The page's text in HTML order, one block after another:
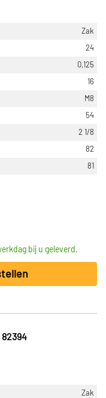
Zak
24
0,125
16
M8
54
2 1/8
82
81
bij u geleverd.
82394
Zak